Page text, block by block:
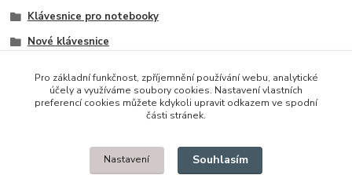
Klávesnice pro notebooky
Nové klávesnice
© 2014 - 2025 Díly pro notebooky
Pro základní funkčnost, zpříjemnění používání webu, analytické
účely a využíváme soubory cookies. Nastavení vlastních
preferencí cookies můžete kdykoli upravit odkazem ve spodní
části stránek.
Nastavení Souhlasím